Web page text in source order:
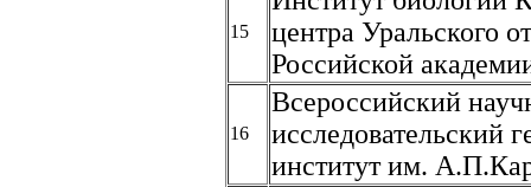
15
центра Уральского
Российской
16
Всероссийский
исследовательский
институт им.